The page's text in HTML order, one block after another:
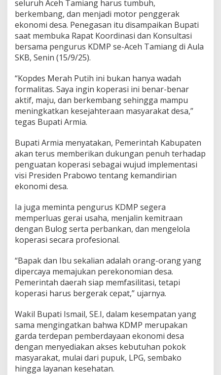
a
d
i
M
o
t
P
e
n
g
g
k
M
a
j
u
a
E
k
m
i
m
s
a
r
a
a
t
seluruh Aceh Tamiang harus tumbuh,
berkembang, dan menjadi motor penggerak
ekonomi desa. Penegasan itu disampaikan Bupati
saat membuka Rapat Koordinasi dan Konsultasi
bersama pengurus KDMP se-Aceh Tamiang di Aula
SKB, Senin (15/9/25).
“Kopdes Merah Putih ini bukan hanya wadah
formalitas. Saya ingin koperasi ini benar-benar
aktif, maju, dan berkembang sehingga mampu
meningkatkan kesejahteraan masyarakat desa,”
tegas Bupati Armia.
Bupati Armia menyatakan, Pemerintah Kabupaten
akan terus memberikan dukungan penuh terhadap
penguatan koperasi sebagai wujud implementasi
visi Presiden Prabowo tentang kemandirian
ekonomi desa.
Ia juga meminta pengurus KDMP segera
memperluas gerai usaha, menjalin kemitraan
dengan Bulog serta perbankan, dan mengelola
koperasi secara profesional.
“Bapak dan Ibu sekalian adalah orang-orang yang
dipercaya memajukan perekonomian desa.
Pemerintah daerah siap memfasilitasi, tetapi
koperasi harus bergerak cepat,” ujarnya.
Wakil Bupati Ismail, SE.I, dalam kesempatan yang
sama mengingatkan bahwa KDMP merupakan
garda terdepan pemberdayaan ekonomi desa
dengan menyediakan akses kebutuhan pokok
masyarakat, mulai dari pupuk, LPG, sembako
hingga layanan kesehatan.